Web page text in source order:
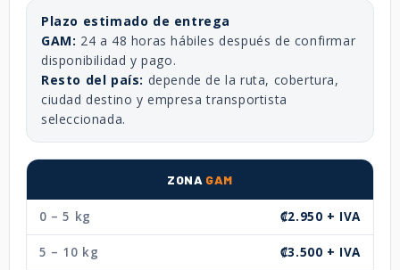
Plazo estimado de entrega
GAM: 24 a 48 horas hábiles después de confirmar
disponibilidad y pago.
Resto del país: depende de la ruta, cobertura,
ciudad destino y empresa transportista
seleccionada.
ZONA GAM
0 – 5 kg ₡2.950 + IVA
5 – 10 kg ₡3.500 + IVA